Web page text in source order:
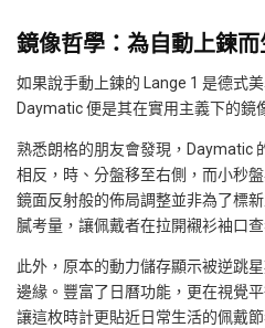
鏡像哲學：為自動上鍊
如果說手動上鍊的 Lange 1 是德式
Daymatic 便是其在實用主義下的鏡
熟悉朗格的朋友會發現，Daymatic
相反，時、分盤移至右側，而小秒
鏡面反射般的佈局調整並非為了標
膩考量，讓佩戴者在拉開襯衫袖口
此外，原本的動力儲存顯示被逆跳
邊緣。豐富了日曆功能，更在視覺
讓這枚時計更貼近日常生活的佩戴節